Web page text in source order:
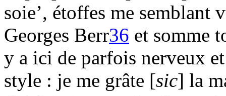
soie’, étoffes me semblant
Georges Berr36 et somme
y a ici de parfois nerveux
style : je me grâte [sic] la